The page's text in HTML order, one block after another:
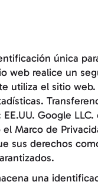
única para
web realice un
utiliza el sitio web.
Google LLC.
Marco de
sus derechos como
una